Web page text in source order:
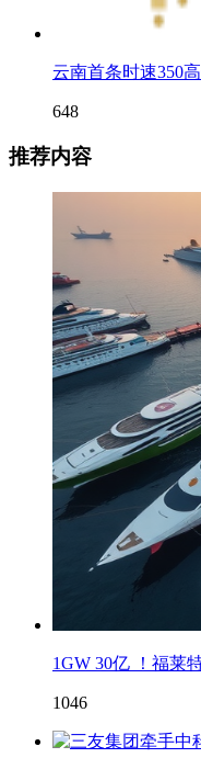
云南首条时速350
648
推荐内容
1GW 30亿 ！福莱
1046